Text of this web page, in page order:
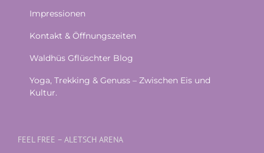
Impressionen
Kontakt & Öffnungszeiten
Waldhüs Gflüschter Blog
Yoga, Trekking & Genuss – Zwischen Eis und
Kultur.
FEEL FREE – ALETSCH ARENA